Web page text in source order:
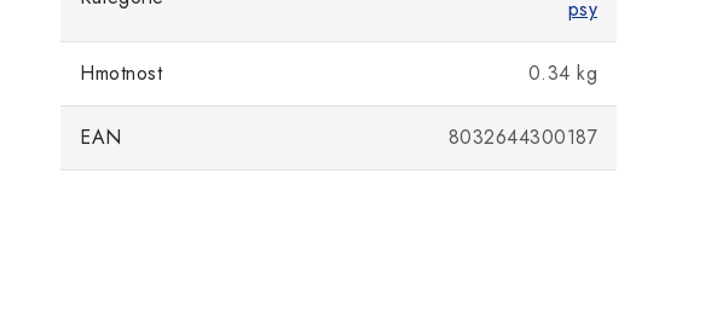
psy
Hmotnost 0.34 kg
EAN 8032644300187